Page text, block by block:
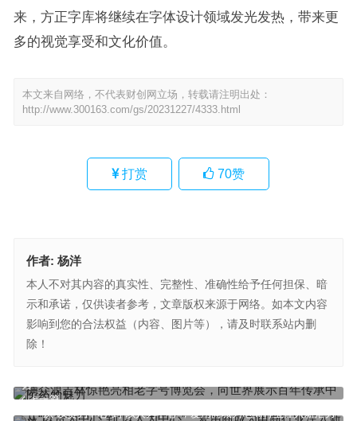
来，方正字库将继续在字体设计领域发光发热，带来更
多的视觉享受和文化价值。
本文来自网络，不代表财创网立场，转载请注明出处：
http://www.300163.com/gs/20231227/4333.html
打赏 70赞
作者: 杨洋
本人不对其内容的真实性、完整性、准确性给予任何担保、暗
示和承诺，仅供读者参考，文章版权来源于网络。如本文内容
影响到您的合法权益（内容、图片等），请及时联系站内删
除！
上一篇
力
​从“以货为中心”到“以人为中心”，爱用商城为电商行业注入新活力